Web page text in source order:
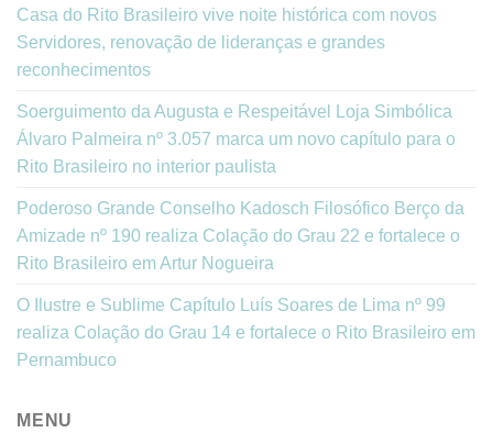
Casa do Rito Brasileiro vive noite histórica com novos
Servidores, renovação de lideranças e grandes
reconhecimentos
Soerguimento da Augusta e Respeitável Loja Simbólica
Álvaro Palmeira nº 3.057 marca um novo capítulo para o
Rito Brasileiro no interior paulista
Poderoso Grande Conselho Kadosch Filosófico Berço da
Amizade nº 190 realiza Colação do Grau 22 e fortalece o
Rito Brasileiro em Artur Nogueira
O Ilustre e Sublime Capítulo Luís Soares de Lima nº 99
realiza Colação do Grau 14 e fortalece o Rito Brasileiro em
Pernambuco
MENU